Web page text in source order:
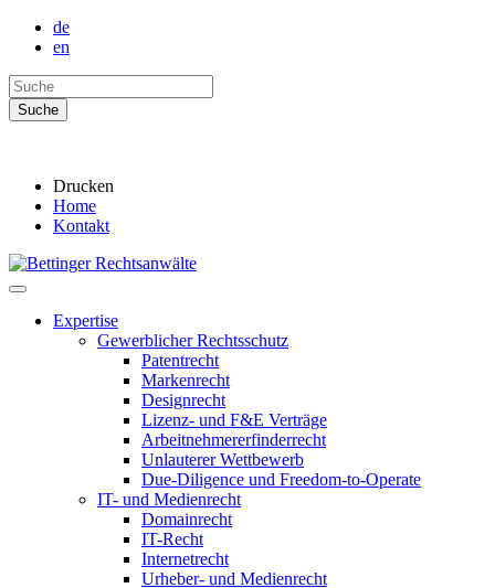
de
en
Drucken
Home
Kontakt
Expertise
Gewerblicher Rechtsschutz
Patentrecht
Markenrecht
Designrecht
Lizenz- und F&E Verträge
Arbeitnehmererfinderrecht
Unlauterer Wettbewerb
Due-Diligence und Freedom-to-Operate
IT- und Medienrecht
Domainrecht
IT-Recht
Internetrecht
Urheber- und Medienrecht